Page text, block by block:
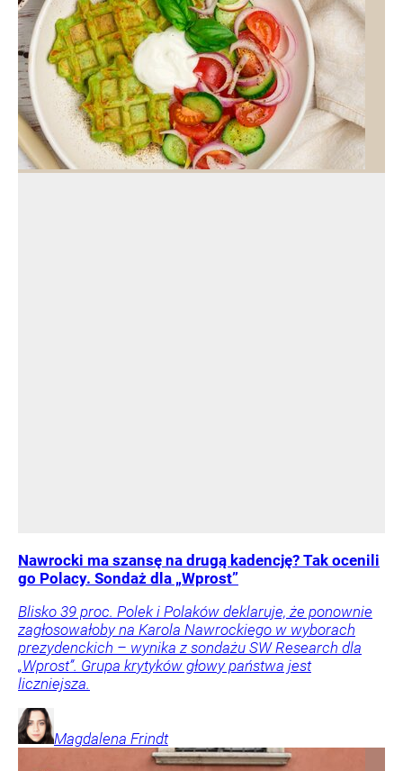
Nawrocki ma szansę na drugą kadencję? Tak ocenili
go Polacy. Sondaż dla „Wprost”
Blisko 39 proc. Polek i Polaków deklaruje, że ponownie
zagłosowałoby na Karola Nawrockiego w wyborach
prezydenckich – wynika z sondażu SW Research dla
„Wprost”. Grupa krytyków głowy państwa jest
liczniejsza.
Magdalena Frindt